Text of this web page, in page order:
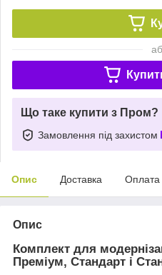
Що таке купити з Пром?
Замовлення під захистом
Опис Доставка Оплата
Опис
Комплект для
Преміум, Стандарт і